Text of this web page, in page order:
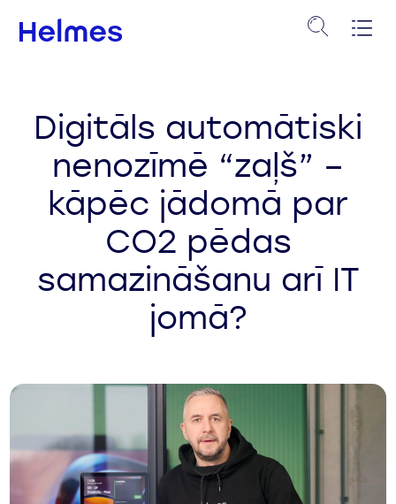
Digitāls automātiski
nenozīmē “zaļš” –
kāpēc jādomā par
CO2 pēdas
samazināšanu arī IT
jomā?